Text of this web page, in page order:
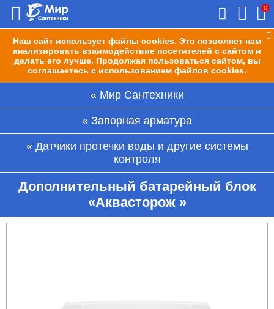
Наш сайт использует файлы cookies. Это позволяет нам
анализировать взаимодействие посетителей с сайтом и
делать его лучше. Продолжая пользоваться сайтом, вы
соглашаетесь с использованием файлов cookies.
0
Мир Сантехники
Запорная арматура
Датчики протечки воды и другие системы
контроля
Дополнительный батарейный блок
«Аквасторож »